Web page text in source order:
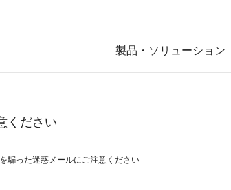
製品・ソリューション
ください
騙った迷惑メールにご注意ください